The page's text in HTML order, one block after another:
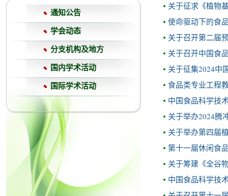
通知公告
学会动态
分支机构及地方
国内学术活动
国际学术活动
关于征求《植物
使命驱动下的食
关于召开第二届
关于召开中国食
关于征集2024中
食品类专业工程
中国食品科学技
关于举办2024腾
关于举办第四届
第十一届休闲食
关于筹建《全谷
中国食品科学技